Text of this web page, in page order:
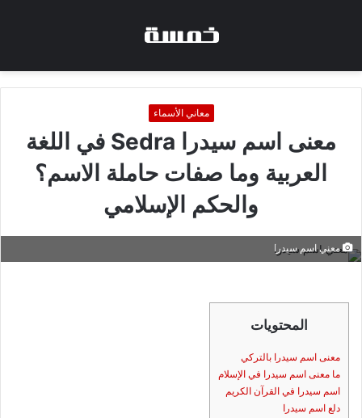
معاني الأسماء
معنى اسم سيدرا Sedra في اللغة
العربية وما صفات حاملة الاسم؟
والحكم الإسلامي
معني اسم سيدرا
المحتويات
معنى اسم سيدرا بالتركي
ما معنى اسم سيدرا في الإسلام
اسم سيدرا في القرآن الكريم
دلع اسم سيدرا